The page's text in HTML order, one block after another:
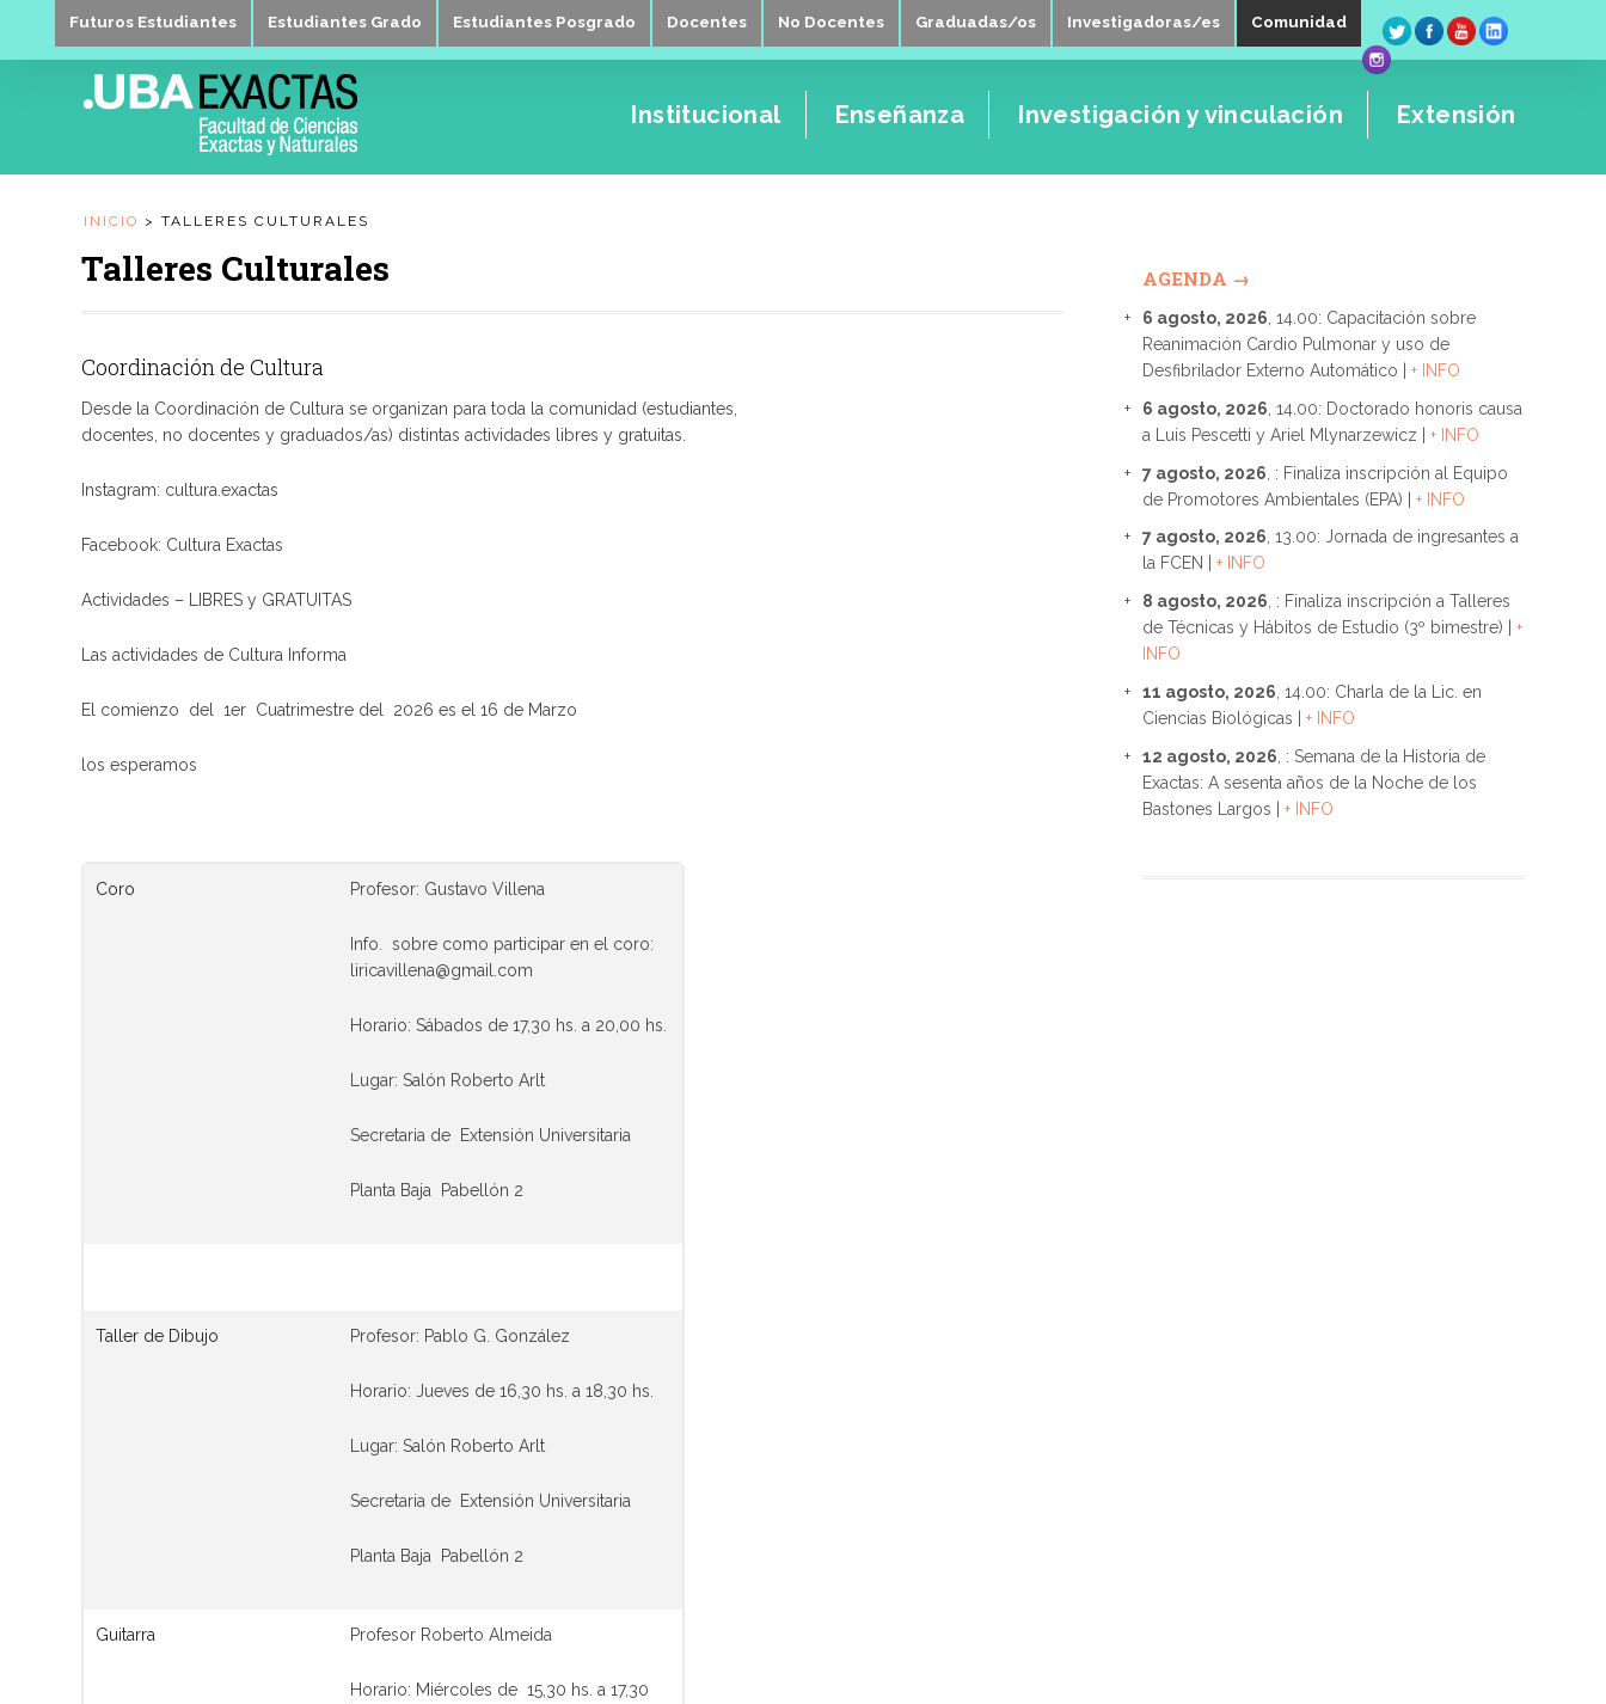
Futuros Estudiantes Estudiantes Grado Estudiantes Posgrado Docentes No Docentes Graduadas/os Investigadoras/es Comunidad
Institucional Enseñanza Investigación y vinculación Extensión
INICIO >TALLERES CULTURALES
Talleres Culturales
Coordinación de Cultura
Desde la Coordinación de Cultura se organizan para toda la comunidad (estudiantes,
docentes, no docentes y graduados/as) distintas actividades libres y gratuitas.
Instagram: cultura.exactas
Facebook: Cultura Exactas
Actividades – LIBRES y GRATUITAS
Las actividades de Cultura Informa
El comienzo del 1er Cuatrimestre del 2026 es el 16 de Marzo
los esperamos
Coro Profesor: Gustavo Villena
Info. sobre como participar en el coro:
liricavillena@gmail.com
Horario: Sábados de 17,30 hs. a 20,00 hs.
Lugar: Salón Roberto Arlt
Secretaria de Extensión Universitaria
Planta Baja Pabellón 2
Taller de Dibujo Profesor: Pablo G. González
Horario: Jueves de 16,30 hs. a 18,30 hs.
Lugar: Salón Roberto Arlt
Secretaria de Extensión Universitaria
Planta Baja Pabellón 2
Guitarra Profesor Roberto Almeida
Horario: Miércoles de 15,30 hs. a 17,30
AGENDA →
6 agosto, 2026 , 14.00: Capacitación sobre
Reanimación Cardio Pulmonar y uso de
Desfibrilador Externo Automático |+ INFO
6 agosto, 2026 , 14.00: Doctorado honoris causa
a Luis Pescetti y Ariel Mlynarzewicz |+ INFO
7 agosto, 2026 , : Finaliza inscripción al Equipo
de Promotores Ambientales (EPA) |+ INFO
7 agosto, 2026, 13.00: Jornada de ingresantes a
la FCEN |+ INFO
8 agosto, 2026 , : Finaliza inscripción a Talleres
de Técnicas y Hábitos de Estudio (3º bimestre) |+
INFO
11 agosto, 2026 , 14.00: Charla de la Lic. en
Ciencias Biológicas |+ INFO
12 agosto, 2026 , : Semana de la Historia de
Exactas: A sesenta años de la Noche de los
Bastones Largos |+ INFO